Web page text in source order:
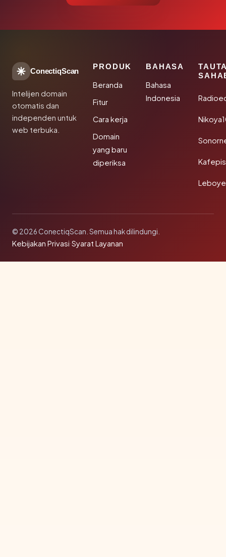
ConectiqScan
Intelijen domain
otomatis dan
independen untuk
web terbuka.
PRODUK
Beranda
Fitur
Cara kerja
Domain
yang baru
diperiksa
BAHASA
Bahasa
Indonesia
© 2026 ConectiqScan. Semua hak dilindungi.
Kebijakan Privasi·Syarat Layanan